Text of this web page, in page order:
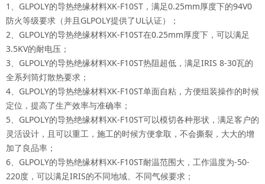
1、GLPOLY的导热绝缘材料XK-F10ST，满足0.25mm厚度下的94V0
防火等级要求（并且GLPOLY提供了UL认证）；
2、GLPOLY的导热绝缘材料XK-F10ST在0.25mm厚度下，可以满足
3.5KV的耐电压；
3、GLPOLY的导热绝缘材料XK-F10ST热阻超低，满足IRIS 8-30瓦的
全系列筒灯散热要求；
4、GLPOLY的导热绝缘材料XK-F10ST单面自粘，方便组装操作的时候
定位，提高了生产效率与准确率；
5、GLPOLY的导热绝缘材料XK-F10ST可以模切各种形状，满足客户的
灵活设计，且可以重工，施工的时候方便拿取，不会撕裂，大大的增
加了良品率；
6、GLPOLY的导热绝缘材料XK-F10ST耐温范围大，工作温度为-50-
220度，可以满足IRIS的不同地域、不同气候要求；